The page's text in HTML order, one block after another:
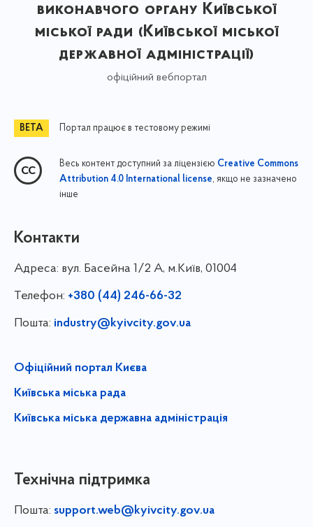
виконавчого органу Київської
міської ради (Київської міської
державної адміністрації)
офіційний вебпортал
Портал працює в тестовому режимі
Весь контент доступний за ліцензією Creative Commons
Attribution 4.0 International license, якщо не зазначено
інше
Контакти
Адреса: вул. Басейна 1/⁠2 А, м.Київ, 01004
Телефон: +380 (44) 246-66-32
Пошта: industry@kyivcity.gov.ua
Офіційний портал Києва
Київська міська рада
Київська міська державна адміністрація
Технічна підтримка
Пошта: support.web@kyivcity.gov.ua